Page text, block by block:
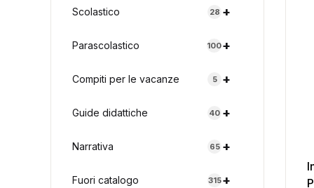
+
Scolastico 28
+
Parascolastico 100
+
Compiti per le vacanze 5
+
Guide didattiche 40
+
Narrativa 65
+
Fuori catalogo 315